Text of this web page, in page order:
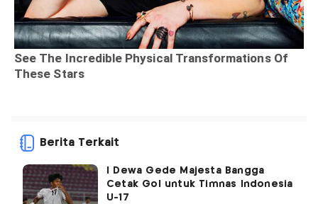
Berita Terkait
I Dewa Gede Majesta Bangga
Cetak Gol untuk Timnas Indonesia
U-17